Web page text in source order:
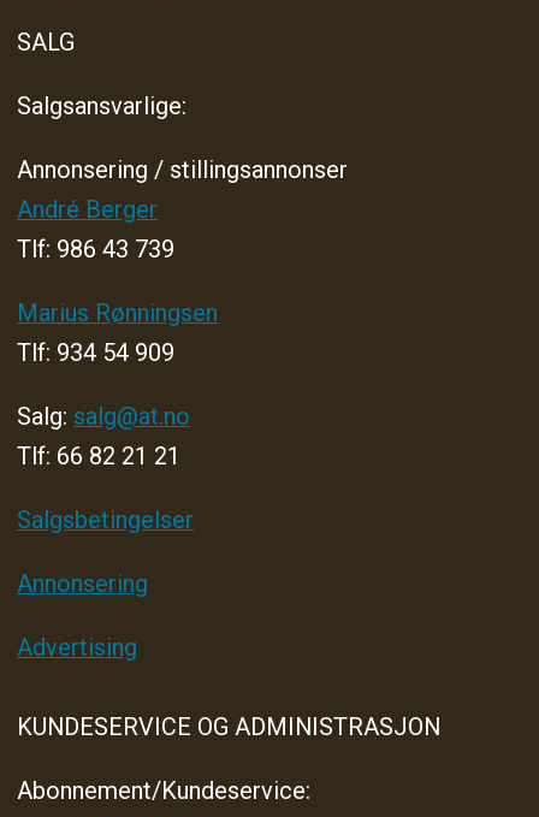
SALG
Salgsansvarlige:
Annonsering / stillingsannonser
André Berger
Tlf: 986 43 739
Marius Rønningsen
Tlf: 934 54 909
Salg: salg@at.no
Tlf: 66 82 21 21
Salgsbetingelser
Annonsering
Advertising
KUNDESERVICE OG ADMINISTRASJON
Abonnement/Kundeservice: